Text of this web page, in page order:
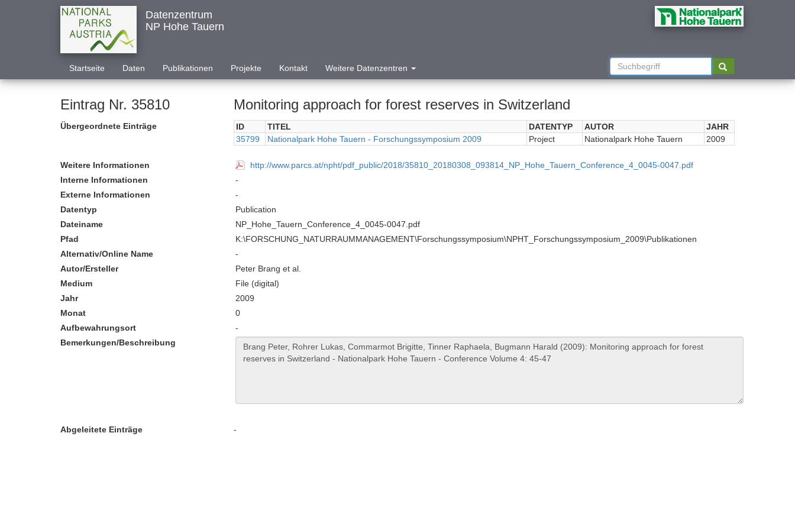
Datenzentrum
NP Hohe Tauern
Startseite Daten Publikationen Projekte Kontakt Weitere Datenzentren
Eintrag Nr. 35810 Monitoring approach for forest reserves in Switzerland
Übergeordnete Einträge ID TITEL DATENTYP AUTOR
JAHR
35799
Nationalpark Hohe Tauern - Forschungssymposium 2009 Project Nationalpark Hohe Tauern 2009
Weitere Informationen
http://www.parcs.at/npht/pdf_public/2018/35810_20180308_093814_NP_Hohe_Tauern_Conference_4_0045-0047.pdf
Interne Informationen
-
Externe Informationen
-
Datentyp
Publication
Dateiname
NP_Hohe_Tauern_Conference_4_0045-0047.pdf
Pfad
K:\FORSCHUNG_NATURRAUMMANAGEMENT\Forschungssymposium\NPHT_Forschungssymposium_2009\Publikationen
Alternativ/Online Name
-
Autor/Ersteller
Peter Brang et al.
Medium
File (digital)
Jahr
2009
Monat
0
Aufbewahrungsort
-
Bemerkungen/Beschreibung
Abgeleitete Einträge -